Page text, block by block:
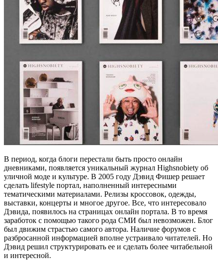
В период, когда блоги перестали быть просто онлайн
дневниками, появляется уникальный журнал Highsnobiety об
уличной моде и культуре. В 2005 году Дэвид Фишер решает
сделать lifestyle портал, наполненный интересными
тематическими материалами. Релизы кроссовок, одежды,
выставки, концерты и многое другое. Все, что интересовало
Дэвида, появилось на страницах онлайн портала. В то время
заработок с помощью такого рода СМИ был невозможен. Блог
был движим страстью самого автора. Наличие форумов с
разбросанной информацией вполне устраивало читателей. Но
Дэвид решил структурировать ее и сделать более читабельной
и интересной.